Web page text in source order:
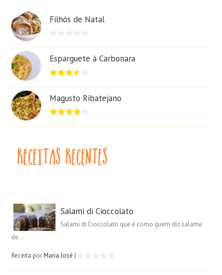
Filhós de Natal
Esparguete à Carbonara
Magusto Ribatejano
Salami di Cioccolato
Salami di Cioccolato que é como quem diz salame
de...
Receita porMaria José |